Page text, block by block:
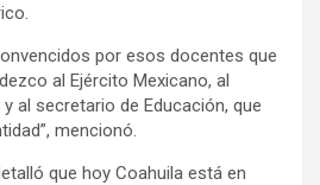
por esos docentes que
al Ejército Mexicano, al
al secretario de Educación, que
mencionó.
que hoy Coahuila está en